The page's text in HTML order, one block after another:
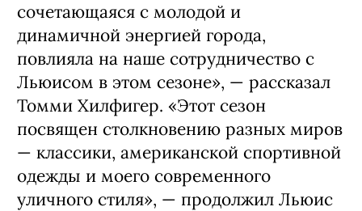
сочетающаяся с молодой и
динамичной энергией города,
повлияла на наше сотрудничество с
Льюисом в этом сезоне», — рассказал
Томми Хилфигер. «Этот сезон
посвящен столкновению разных миров
— классики, американской спортивной
одежды и моего современного
уличного стиля», — продолжил Льюис